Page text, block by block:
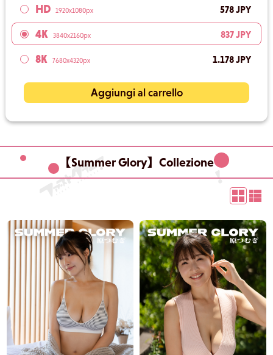
HD 1920x1080px 578 JPY
4K 3840x2160px 837 JPY
8K 7680x4320px 1.178 JPY
Aggiungi al carrello
【Summer Glory】Collezione